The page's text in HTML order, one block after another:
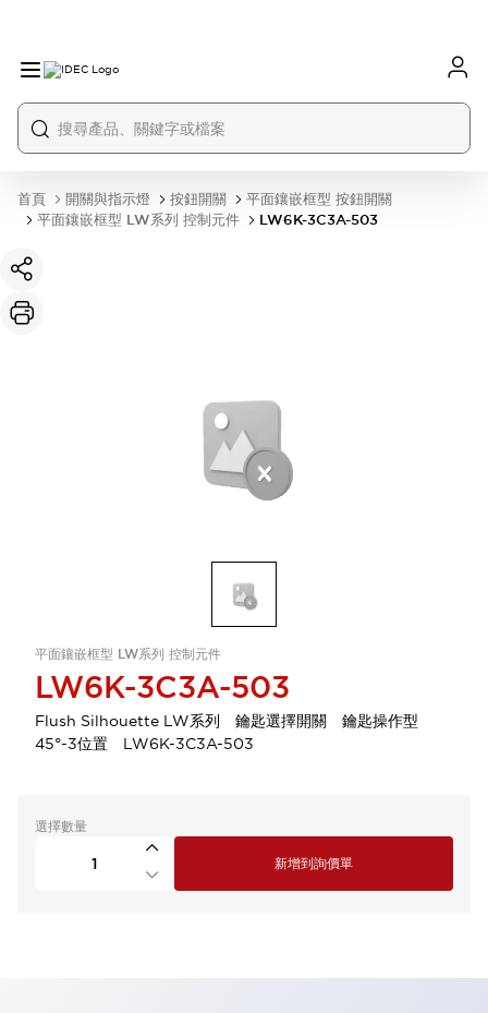
首頁 開關與指示燈 按鈕開關
平面鑲嵌框型 按鈕開關
平面鑲嵌框型 LW系列 控制元件
LW6K-3C3A-503
平面鑲嵌框型 LW系列 控制元件
LW6K-3C3A-503
Flush Silhouette LW系列 鑰匙選擇開關 鑰匙操作型
45°-3位置 LW6K-3C3A-503
選擇數量
新增到詢價單